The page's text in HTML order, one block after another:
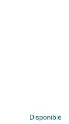
Disponible